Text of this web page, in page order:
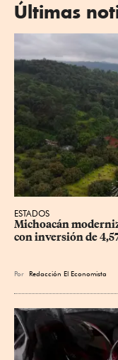
Últimas
ESTADOS
Michoacán
con inversión de
Por Redacción El Economista